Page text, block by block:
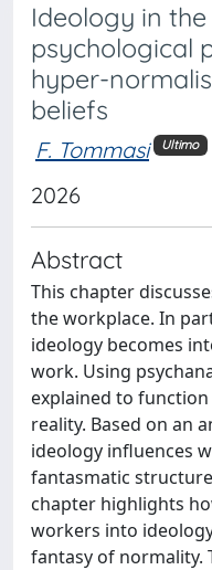
Ideology in
psychological
hyper-
beliefs
F. Tommasi Ultimo
2026
Abstract
This chapter
the workplace. In
ideology becomes
work. Using
explained to
reality. Based on an
ideology influences
fantasmatic
chapter highlights
workers into
fantasy of normality.